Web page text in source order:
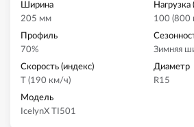
Ширина
205 мм
Нагрузка
100 (800
Профиль
70%
Зимняя
Скорость (индекс)
T (190 км/ч)
Диаметр
R15
Модель
IcelynX TI501